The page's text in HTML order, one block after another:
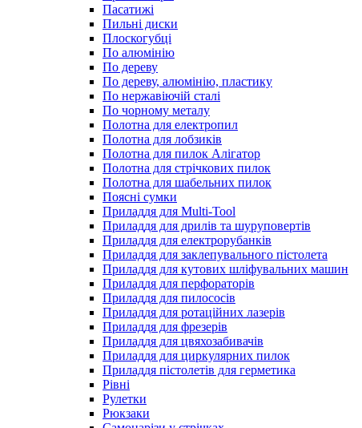
Пасатижі
Пильні диски
Плоскогубці
По алюмінію
По дереву
По дереву, алюмінію, пластику
По нержавіючій сталі
По чорному металу
Полотна для електропил
Полотна для лобзиків
Полотна для пилок Алігатор
Полотна для стрічкових пилок
Полотна для шабельних пилок
Поясні сумки
Приладдя для Multi-Tool
Приладдя для дрилів та шуруповертів
Приладдя для електрорубанків
Приладдя для заклепувального пістолета
Приладдя для кутових шліфувальних машин
Приладдя для перфораторів
Приладдя для пилососів
Приладдя для ротаційних лазерів
Приладдя для фрезерів
Приладдя для цвяхозабивачів
Приладдя для циркулярних пилок
Приладдя пістолетів для герметика
Рівні
Рулетки
Рюкзаки